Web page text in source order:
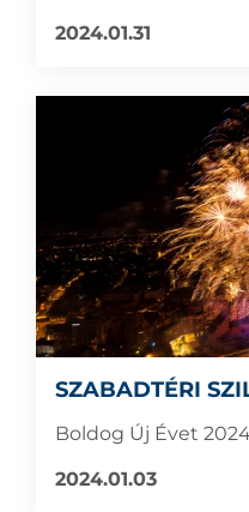
2024.01.31
SZABADTÉRI
Boldog Új Évet
2024.01.03